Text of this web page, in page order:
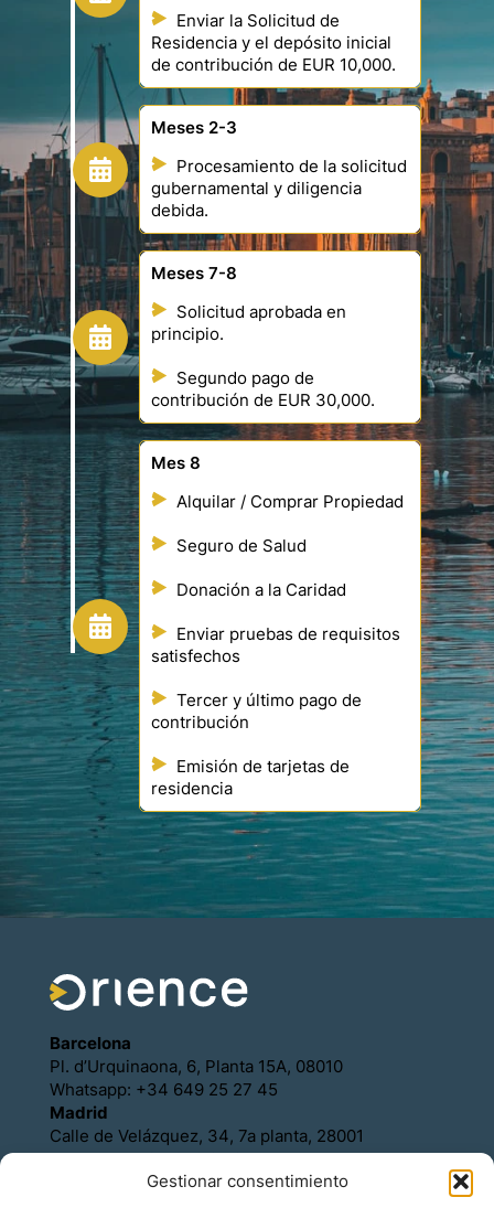
Gestionar consentimiento
Enviar la Solicitud de
Residencia y el depósito inicial
de contribución de EUR 10,000.
Meses 2-3
Procesamiento de la solicitud
gubernamental y diligencia
debida.
Meses 7-8
Solicitud aprobada en
principio.
Segundo pago de
contribución de EUR 30,000.
Mes 8
Alquilar / Comprar Propiedad
Seguro de Salud
Donación a la Caridad
Enviar pruebas de requisitos
satisfechos
Tercer y último pago de
contribución
Emisión de tarjetas de
residencia
Barcelona
Pl. d’Urquinaona, 6, Planta 15A, 08010
Whatsapp: +34 649 25 27 45
Madrid
Calle de Velázquez, 34, 7a planta, 28001
Whatsapp: +34 649 25 27 45
Política de Cookies